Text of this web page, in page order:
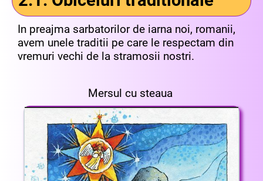
In preajma sarbatorilor de iarna noi, romanii,
avem unele traditii pe care le respectam din
vremuri vechi de la stramosii nostri.
Mersul cu steaua